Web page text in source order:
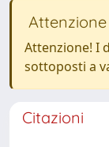
Attenzione
Attenzione! I
sottoposti a
Citazioni